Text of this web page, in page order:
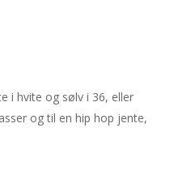
i hvite og sølv i 36, eller
og til en hip hop jente,